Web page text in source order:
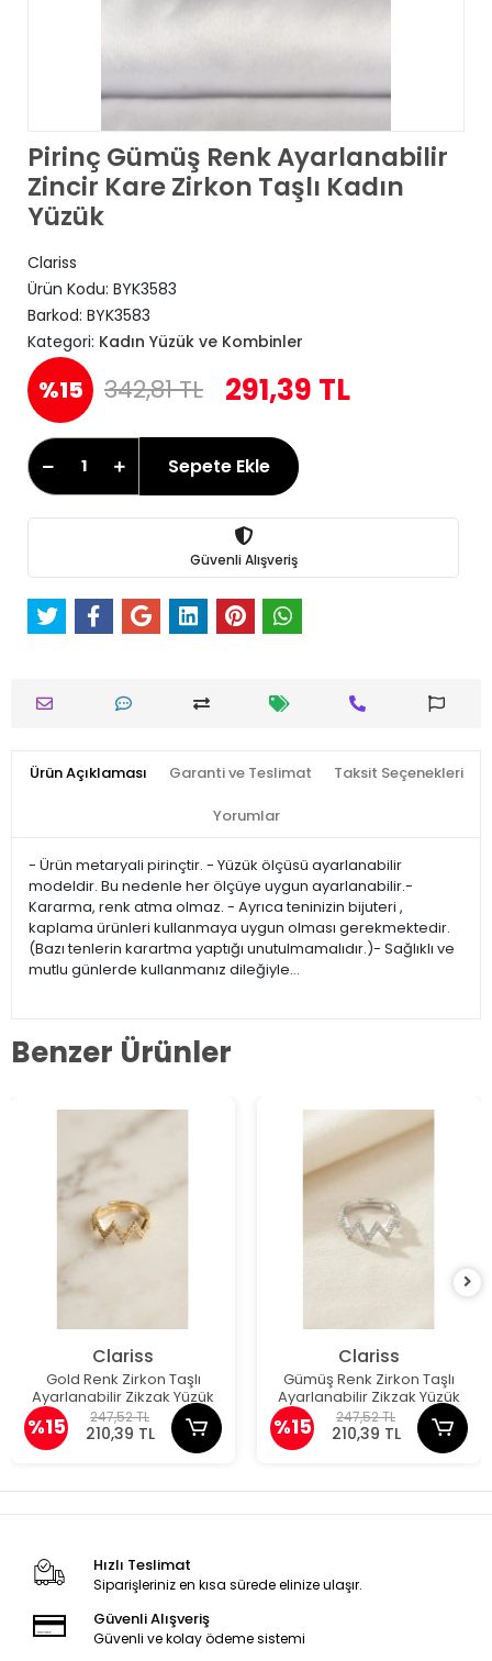
Pirinç Gümüş Renk Ayarlanabilir
Zincir Kare Zirkon Taşlı Kadın
Yüzük
Clariss
Ürün Kodu: BYK3583
Barkod: BYK3583
Kategori: Kadın Yüzük ve Kombinler
%15 342,81 TL 291,39 TL
Sepete Ekle
Güvenli Alışveriş
Ürün Açıklaması Garanti ve Teslimat Taksit Seçenekleri
Yorumlar
- Ürün metaryali pirinçtir. - Yüzük ölçüsü ayarlanabilir
modeldir. Bu nedenle her ölçüye uygun ayarlanabilir.-
Kararma, renk atma olmaz. - Ayrıca teninizin bijuteri ,
kaplama ürünleri kullanmaya uygun olması gerekmektedir.
(Bazı tenlerin karartma yaptığı unutulmamalıdır.)- Sağlıklı ve
mutlu günlerde kullanmanız dileğiyle…
Benzer Ürünler
Clariss
Gold Renk Zirkon Taşlı
Ayarlanabilir Zikzak Yüzük
%15 247,52 TL
210,39 TL
Clariss
Gümüş Renk Zirkon Taşlı
Ayarlanabilir Zikzak Yüzük
%15 247,52 TL
210,39 TL
Hızlı Teslimat
Siparişleriniz en kısa sürede elinize ulaşır.
Güvenli Alışveriş
Güvenli ve kolay ödeme sistemi